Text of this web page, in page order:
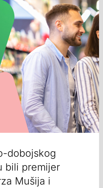
dobojskog
bili premijer
Mušija i